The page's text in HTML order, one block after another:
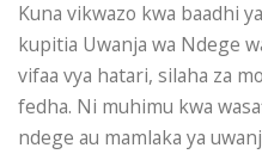
Kuna vikwazo kwa baadhi
kupitia Uwanja wa Ndege
vifaa vya hatari, silaha za
fedha. Ni muhimu kwa
ndege au mamlaka ya